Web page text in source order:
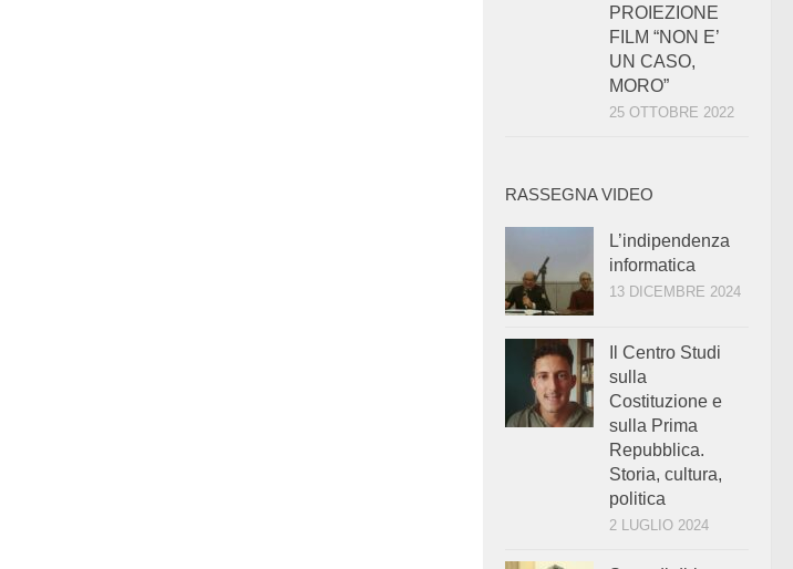
PROIEZIONE
FILM “NON E’
UN CASO,
MORO”
25 OTTOBRE 2022
RASSEGNA VIDEO
L’indipendenza
informatica
13 DICEMBRE 2024
Il Centro Studi
sulla
Costituzione e
sulla Prima
Repubblica.
Storia, cultura,
politica
2 LUGLIO 2024